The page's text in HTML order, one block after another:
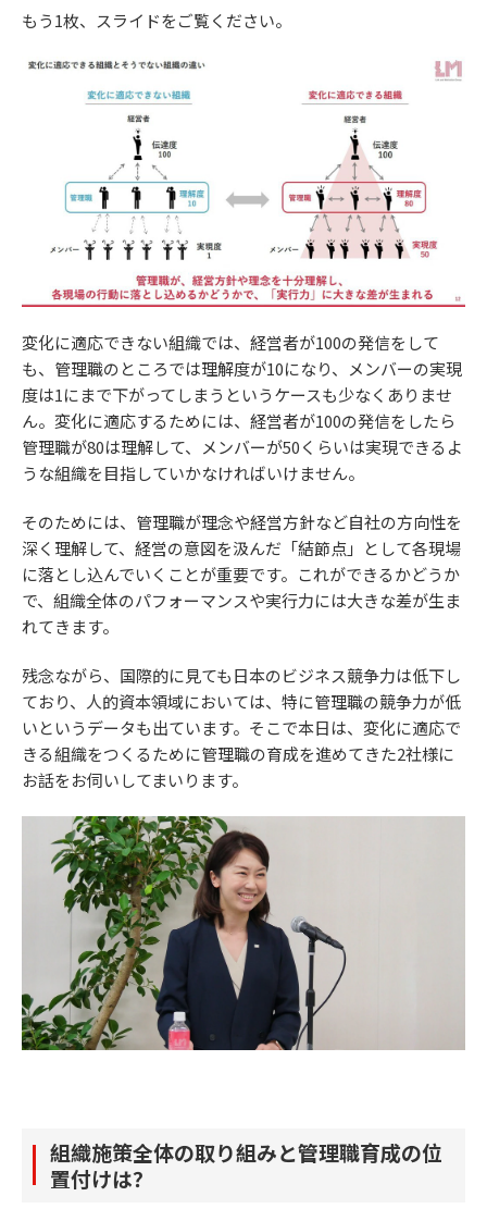
もう1枚、スライドをご覧ください。
変化に適応できない組織では、経営者が100の発信をして
も、管理職のところでは理解度が10になり、メンバーの実現
度は1にまで下がってしまうというケースも少なくありませ
ん。変化に適応するためには、経営者が100の発信をしたら
管理職が80は理解して、メンバーが50くらいは実現できるよ
うな組織を目指していかなければいけません。
そのためには、管理職が理念や経営方針など自社の方向性を
深く理解して、経営の意図を汲んだ「結節点」として各現場
に落とし込んでいくことが重要です。これができるかどうか
で、組織全体のパフォーマンスや実行力には大きな差が生ま
れてきます。
残念ながら、国際的に見ても日本のビジネス競争力は低下し
ており、人的資本領域においては、特に管理職の競争力が低
いというデータも出ています。そこで本日は、変化に適応で
きる組織をつくるために管理職の育成を進めてきた2社様に
お話をお伺いしてまいります。
組織施策全体の取り組みと管理職育成の位
置付けは？